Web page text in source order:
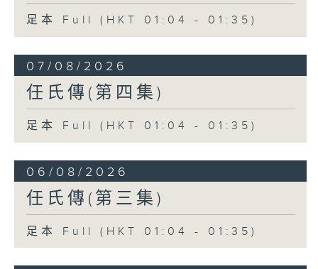
足本 Full (HKT 01:04 - 01:35)
07/08/2026
任氏傳(第四集)
足本 Full (HKT 01:04 - 01:35)
06/08/2026
任氏傳(第三集)
足本 Full (HKT 01:04 - 01:35)